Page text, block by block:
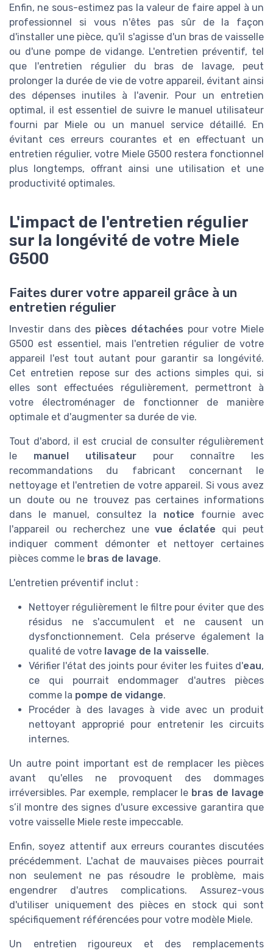
Enfin, ne sous-estimez pas la valeur de faire appel à un
professionnel si vous n'êtes pas sûr de la façon
d'installer une pièce, qu'il s'agisse d'un bras de vaisselle
ou d'une pompe de vidange. L'entretien préventif, tel
que l'entretien régulier du bras de lavage, peut
prolonger la durée de vie de votre appareil, évitant ainsi
des dépenses inutiles à l'avenir. Pour un entretien
optimal, il est essentiel de suivre le manuel utilisateur
fourni par Miele ou un manuel service détaillé. En
évitant ces erreurs courantes et en effectuant un
entretien régulier, votre Miele G500 restera fonctionnel
plus longtemps, offrant ainsi une utilisation et une
productivité optimales.
L'impact de l'entretien régulier
sur la longévité de votre Miele
G500
Faites durer votre appareil grâce à un
entretien régulier
Investir dans des pièces détachées pour votre Miele
G500 est essentiel, mais l'entretien régulier de votre
appareil l'est tout autant pour garantir sa longévité.
Cet entretien repose sur des actions simples qui, si
elles sont effectuées régulièrement, permettront à
votre électroménager de fonctionner de manière
optimale et d'augmenter sa durée de vie.
Tout d'abord, il est crucial de consulter régulièrement
le manuel utilisateur pour connaître les
recommandations du fabricant concernant le
nettoyage et l'entretien de votre appareil. Si vous avez
un doute ou ne trouvez pas certaines informations
dans le manuel, consultez la notice fournie avec
l'appareil ou recherchez unevue éclatée qui peut
indiquer comment démonter et nettoyer certaines
pièces comme le bras de lavage.
L'entretien préventif inclut :
Nettoyer régulièrement le filtre pour éviter que des
résidus ne s'accumulent et ne causent un
dysfonctionnement. Cela préserve également la
qualité de votre lavage de la vaisselle.
Vérifier l'état des joints pour éviter les fuites d'eau,
ce qui pourrait endommager d'autres pièces
comme la pompe de vidange.
Procéder à des lavages à vide avec un produit
nettoyant approprié pour entretenir les circuits
internes.
Un autre point important est de remplacer les pièces
avant qu'elles ne provoquent des dommages
irréversibles. Par exemple, remplacer le bras de lavage
s’il montre des signes d'usure excessive garantira que
votre vaisselle Miele reste impeccable.
Enfin, soyez attentif aux erreurs courantes discutées
précédemment. L'achat de mauvaises pièces pourrait
non seulement ne pas résoudre le problème, mais
engendrer d'autres complications. Assurez-vous
d'utiliser uniquement des pièces en stock qui sont
spécifiquement référencées pour votre modèle Miele.
Un entretien rigoureux et des remplacements